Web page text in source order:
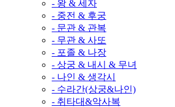
- 왕 & 세자
- 중전 & 후궁
- 문관 & 관복
- 무관 & 사또
- 포졸 & 나장
- 상궁 & 내시 & 무녀
- 나인 & 생각시
- 수라간(상궁&나인)
- 취타대&악사복